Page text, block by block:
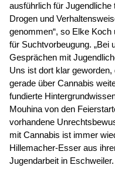
ausführlich für Jugendliche
Drogen und
genommen“, so Elke
für Suchtvorbeugung. „Bei
Gesprächen mit
Uns ist dort klar
gerade über Cannabis
fundierte
Mouhina von den
vorhandene
mit Cannabis ist immer
Hillemacher-Esser aus
Jugendarbeit in Eschweiler.